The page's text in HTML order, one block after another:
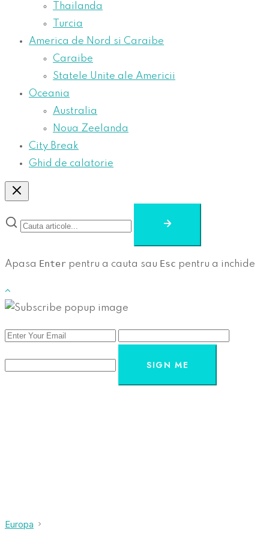
Thailanda
Turcia
America de Nord si Caraibe
Caraibe
Statele Unite ale Americii
Oceania
Australia
Noua Zeelanda
City Break
Ghid de calatorie
Apasa Enter pentru a cauta sau Esc pentru a inchide
SIGN ME
Europa